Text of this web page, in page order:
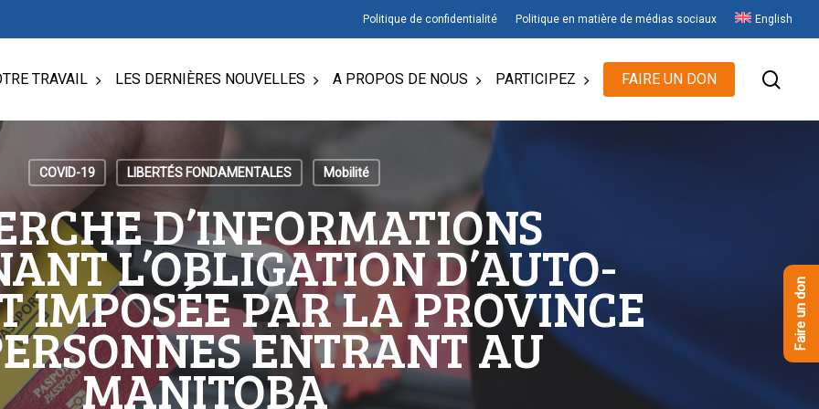
Politique de confidentialité Politique en matière de médias sociaux English
TRAVAIL LES DERNIÈRES NOUVELLES A PROPOS DE NOUS PARTICIPEZ FAIRE UN DON
COVID-19 LIBERTÉS FONDAMENTALES Mobilité
D’INFORMATIONS
L’OBLIGATION D’AUTO-
IMPOSÉE PAR LA PROVINCE
ENTRANT AU
MANITOBA
Faire un don